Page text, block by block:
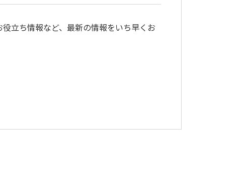
立ち情報など、最新の情報をいち早くお